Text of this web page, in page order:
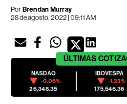
PorBrendan Murray
28 de agosto, 2022 | 09:11 AM
ÚLTIMAS
NASDAQ
-0.06%
26,348.35
IBOVESPA
-1.23%
175,546.36